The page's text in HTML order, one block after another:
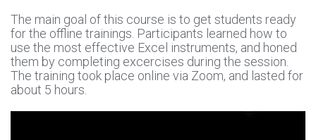
The main goal of this course is to get students ready
for the offline trainings. Participants learned how to
use the most effective Excel instruments, and honed
them by completing excercises during the session.
The training took place online via Zoom, and lasted for
about 5 hours.